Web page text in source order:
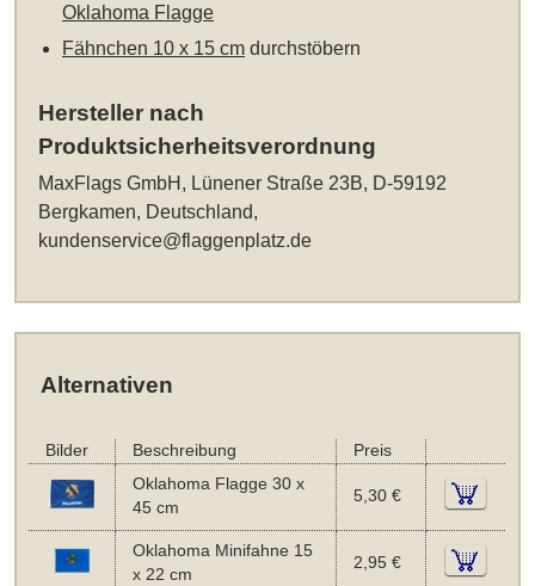
Oklahoma Flagge
Fähnchen 10 x 15 cm durchstöbern
Hersteller nach
Produktsicherheitsverordnung
MaxFlags GmbH, Lünener Straße 23B, D-59192
Bergkamen, Deutschland,
kundenservice@flaggenplatz.de
Alternativen
Bilder Beschreibung
Preis
Oklahoma Flagge 30 x
45 cm
5,30 €
Oklahoma Minifahne 15
x 22 cm
2,95 €